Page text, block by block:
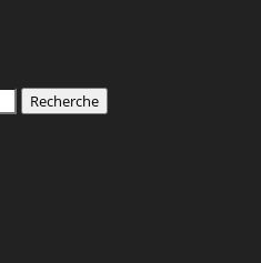
Recherche